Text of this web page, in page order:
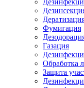
Фумигация
Газация
Обработка
Защита